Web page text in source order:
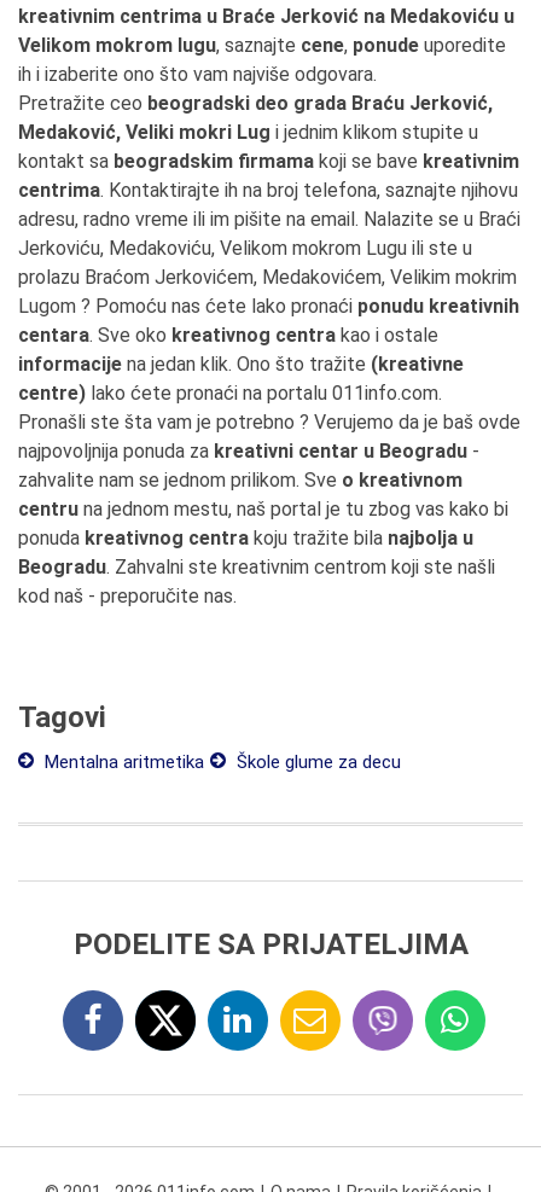
kreativnim centrima u Braće Jerković na Medakoviću u
Velikom mokrom lugu, saznajte cene, ponude uporedite
ih i izaberite ono što vam najviše odgovara.
Pretražite ceo beogradski deo grada Braću Jerković,
Medaković, Veliki mokri Lug i jednim klikom stupite u
kontakt sa beogradskim firmama koji se bave kreativnim
centrima. Kontaktirajte ih na broj telefona, saznajte njihovu
adresu, radno vreme ili im pišite na email. Nalazite se u Braći
Jerkoviću, Medakoviću, Velikom mokrom Lugu ili ste u
prolazu Braćom Jerkovićem, Medakovićem, Velikim mokrim
Lugom ? Pomoću nas ćete lako pronaći ponudu kreativnih
centara. Sve oko kreativnog centra kao i ostale
informacije na jedan klik. Ono što tražite (kreativne
centre) lako ćete pronaći na portalu 011info.com.
Pronašli ste šta vam je potrebno ? Verujemo da je baš ovde
najpovoljnija ponuda za kreativni centar u Beogradu -
zahvalite nam se jednom prilikom. Sve o kreativnom
centru na jednom mestu, naš portal je tu zbog vas kako bi
ponuda kreativnog centra koju tražite bila najbolja u
Beogradu. Zahvalni ste kreativnim centrom koji ste našli
kod naš - preporučite nas.
Tagovi
Mentalna aritmetika Škole glume za decu
PODELITE SA PRIJATELJIMA